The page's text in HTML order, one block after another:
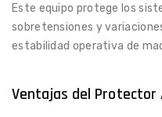
Este equipo protege los
sobretensiones y
estabilidad operativa de
Ventajas del